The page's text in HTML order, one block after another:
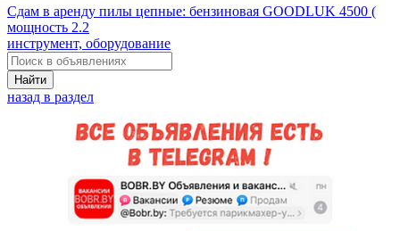
Сдам в аренду пилы цепные: бензиновая GOODLUK 4500 (
мощность 2.2
инструмент, оборудование
Найти
назад в раздел